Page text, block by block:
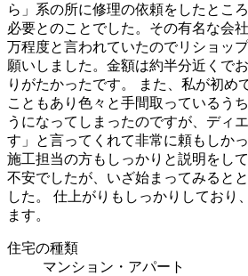
ら」系の所に修理の依頼をしたとこ
必要とのことでした。その有名な会
万程度と言われていたのでリショッ
願いしました。金額は約半分近くで
りがたかったです。 また、私が初め
こともあり色々と手間取っているう
うになってしまったのですが、ディ
す」と言ってくれて非常に頼もしか
施工担当の方もしっかりと説明をし
不安でしたが、いざ始まってみると
した。 仕上がりもしっかりしており
ます。
住宅の種類
マンション・アパート